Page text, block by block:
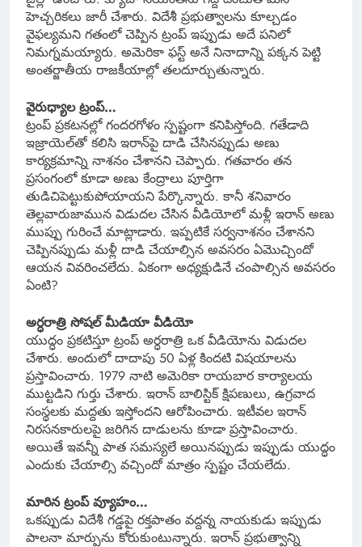
హెచ్చరికలు జారీ చేశారు. విదేశీ ప్రభుత్వాలను కూల్చడం
వైఫల్యమని గతంలో చెప్పిన ట్రంప్ ఇప్పుడు అదే పనిలో
నిమగ్నమయ్యారు. అమెరికా ఫస్ట్ అనే నినాదాన్ని పక్కన పెట్టి
అంతర్జాతీయ రాజకీయాల్లో తలదూర్చుతున్నారు.
వైరుధ్యాల ట్రంప్…
ట్రంప్ ప్రకటనల్లో గందరగోళం స్పష్టంగా కనిపిస్తోంది. గతేడాది
ఇజ్రాయెల్‌తో కలిసి ఇరాన్‌పై దాడి చేసినప్పుడు అణు
కార్యక్రమాన్ని నాశనం చేశానని చెప్పారు. గతవారం తన
ప్రసంగంలో కూడా అణు కేంద్రాలు పూర్తిగా
తుడిచిపెట్టుకుపోయాయని పేర్కొన్నారు. కానీ శనివారం
తెల్లవారుజామున విడుదల చేసిన వీడియోలో మళ్లీ ఇరాన్ అణు
ముప్పు గురించే మాట్లాడారు. ఇప్పటికే సర్వనాశనం చేశానని
చెప్పినప్పుడు మళ్లీ దాడి చేయాల్సిన అవసరం ఏమొచ్చిందో
ఆయన వివరించలేదు. ఏకంగా అధ్యక్షుడినే చంపాల్సిన అవసరం
ఏంటి?
అర్ధరాత్రి సోషల్ మీడియా వీడియో
యుద్ధం ప్రకటిస్తూ ట్రంప్ అర్ధరాత్రి ఒక వీడియోను విడుదల
చేశారు. అందులో దాదాపు 50 ఏళ్ల కిందటి విషయాలను
ప్రస్తావించారు. 1979 నాటి అమెరికా రాయబార కార్యాలయ
ముట్టడిని గుర్తు చేశారు. ఇరాన్ బాలిస్టిక్ క్షిపణులు, ఉగ్రవాద
సంస్థలకు మద్దతు ఇస్తోందని ఆరోపించారు. ఇటీవల ఇరాన్
నిరసనకారులపై జరిగిన దాడులను కూడా ప్రస్తావించారు.
అయితే ఇవన్నీ పాత సమస్యలే అయినప్పుడు ఇప్పుడు యుద్ధం
ఎందుకు చేయాల్సి వచ్చిందో మాత్రం స్పష్టం చేయలేదు.
మారిన ట్రంప్ వ్యూహం…
ఒకప్పుడు విదేశీ గడ్డపై రక్తపాతం వద్దన్న నాయకుడు ఇప్పుడు
పాలనా మార్పును కోరుకుంటున్నారు. ఇరాన్ ప్రభుత్వాన్ని